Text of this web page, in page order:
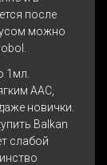
после
можно
1мл.
ААС,
новички.
Balkan
слабой